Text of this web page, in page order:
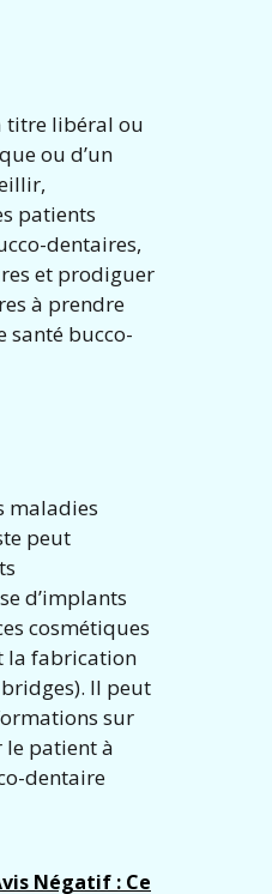
titre libéral ou
ou d’un
patients
dentaires,
et prodiguer
à prendre
santé bucco-
maladies
peut
d’implants
cosmétiques
la fabrication
Il peut
sur
patient à
dentaire
Négatif : Ce